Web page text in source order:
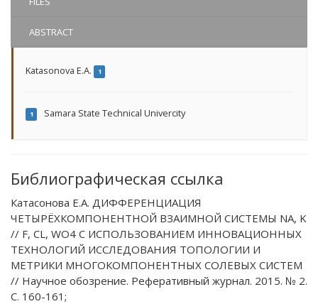
ABSTRACT
Katasonova E.A. 1
1 Samara State Technical Univercity
Библиографическая ссылка
Катасонова Е.А. ДИФФЕРЕНЦИАЦИЯ
ЧЕТЫРЁХКОМПОНЕНТНОЙ ВЗАИМНОЙ СИСТЕМЫ NA, K
// F, CL, WO4 C ИСПОЛЬЗОВАНИЕМ ИННОВАЦИОННЫХ
ТЕХНОЛОГИЙ ИССЛЕДОВАНИЯ ТОПОЛОГИИ И
МЕТРИКИ МНОГОКОМПОНЕНТНЫХ СОЛЕВЫХ СИСТЕМ
// Научное обозрение. Реферативный журнал. 2015. № 2.
С. 160-161;